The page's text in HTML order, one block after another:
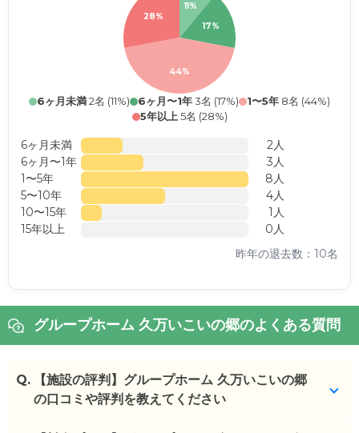
11%
17%
44%
28%
6ヶ月未満2名 (11%) 6ヶ月〜1年3名 (17%) 1〜5年 8名 (44%)
5年以上 5名 (28%)
6ヶ月未満
2人
6ヶ月〜1年
3人
1〜5年
8人
5〜10年
4人
10〜15年
1人
15年以上
0人
昨年の退去数：10名
グループホーム 久万いこいの郷のよくある質問
Q.
【施設の評判】グループホーム 久万いこいの郷
の口コミや評判を教えてください